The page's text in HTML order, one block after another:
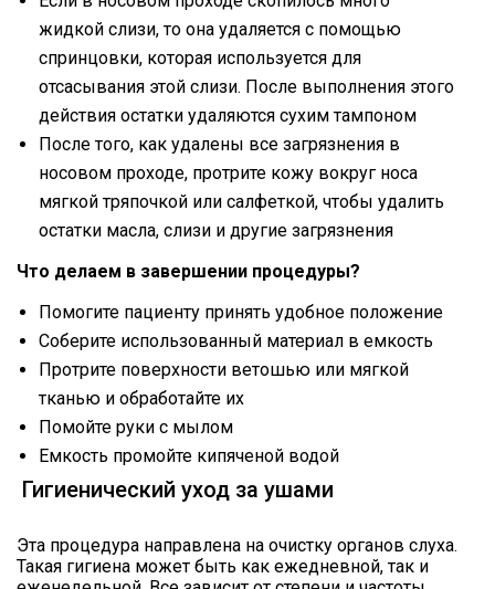
жидкой слизи, то она удаляется с помощью
спринцовки, которая используется для
отсасывания этой слизи. После выполнения этого
действия остатки удаляются сухим тампоном
После того, как удалены все загрязнения в
носовом проходе, протрите кожу вокруг носа
мягкой тряпочкой или салфеткой, чтобы удалить
остатки масла, слизи и другие загрязнения
Что делаем в завершении процедуры?
Помогите пациенту принять удобное положение
Соберите использованный материал в емкость
Протрите поверхности ветошью или мягкой
тканью и обработайте их
Помойте руки с мылом
Емкость промойте кипяченой водой
Гигиенический уход за ушами
Эта процедура направлена на очистку органов слуха.
Такая гигиена может быть как ежедневной, так и